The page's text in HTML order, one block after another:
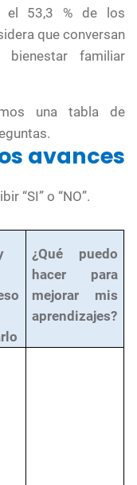
el 53,3 % de los
que conversan
bienestar familiar
una tabla de
avances
“SI” o “NO”.
¿Qué puedo
hacer para
mejorar mis
aprendizajes?